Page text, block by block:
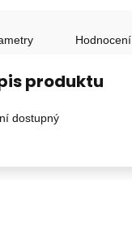
Hodnocení
produktu
dostupný